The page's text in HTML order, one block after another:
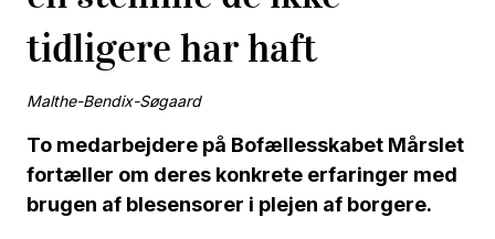
tidligere har haft
Malthe-Bendix-Søgaard
To medarbejdere på Bofællesskabet Mårslet
fortæller om deres konkrete erfaringer med
brugen af blesensorer i plejen af borgere.